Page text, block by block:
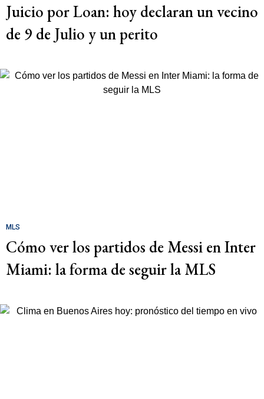
Juicio por Loan: hoy declaran un vecino
de 9 de Julio y un perito
MLS
Cómo ver los partidos de Messi en Inter
Miami: la forma de seguir la MLS